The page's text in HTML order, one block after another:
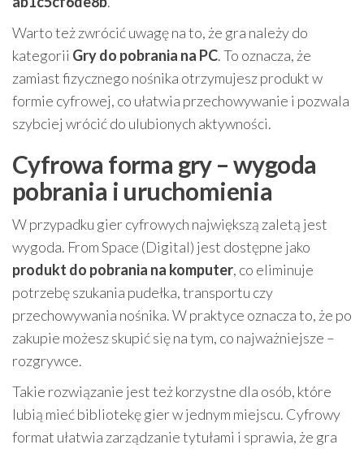
Warto też zwrócić uwagę na to, że gra należy do
kategorii Gry do pobrania na PC. To oznacza, że
zamiast fizycznego nośnika otrzymujesz produkt w
formie cyfrowej, co ułatwia przechowywanie i pozwala
szybciej wrócić do ulubionych aktywności.
Cyfrowa forma gry – wygoda
pobrania i uruchomienia
W przypadku gier cyfrowych największą zaletą jest
wygoda. From Space (Digital) jest dostępne jako
produkt do pobrania na komputer, co eliminuje
potrzebę szukania pudełka, transportu czy
przechowywania nośnika. W praktyce oznacza to, że po
zakupie możesz skupić się na tym, co najważniejsze –
rozgrywce.
Takie rozwiązanie jest też korzystne dla osób, które
lubią mieć bibliotekę gier w jednym miejscu. Cyfrowy
format ułatwia zarządzanie tytułami i sprawia, że gra